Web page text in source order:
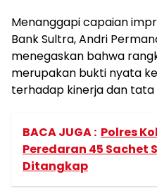
Menanggapi capaian
Bank Sultra, Andri
menegaskan bahwa
merupakan bukti nyata
terhadap kinerja dan tata
BACA JUGA : Polres
Peredaran 45 Sachet
Ditangkap